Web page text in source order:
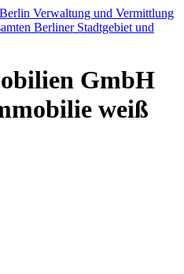
GmbH
weiß